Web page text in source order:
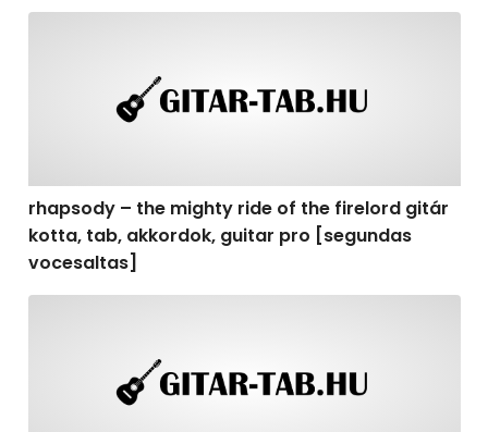
rhapsody – the mighty ride of the firelord gitár
kotta, tab, akkordok, guitar pro [segundas
vocesaltas]